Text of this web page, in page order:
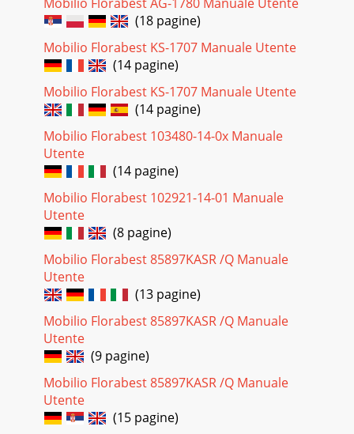
(18 pagine)
Mobilio Florabest KS-1707 Manuale Utente
(14 pagine)
Mobilio Florabest KS-1707 Manuale Utente
(14 pagine)
Mobilio Florabest 103480-14-0х Manuale
Utente
(14 pagine)
Mobilio Florabest 102921-14-01 Manuale
Utente
(8 pagine)
Mobilio Florabest 85897KASR /Q Manuale
Utente
(13 pagine)
Mobilio Florabest 85897KASR /Q Manuale
Utente
(9 pagine)
Mobilio Florabest 85897KASR /Q Manuale
Utente
(15 pagine)